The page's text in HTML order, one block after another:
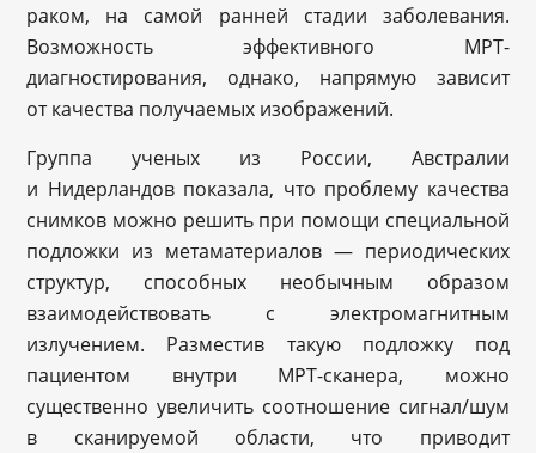
раком, на самой ранней стадии заболевания.
Возможность эффективного МРТ-
диагностирования, однако, напрямую зависит
от качества получаемых изображений.
Группа ученых из России, Австралии
и Нидерландов показала, что проблему качества
снимков можно решить при помощи специальной
подложки из метаматериалов — периодических
структур, способных необычным образом
взаимодействовать с электромагнитным
излучением. Разместив такую подложку под
пациентом внутри МРТ-сканера, можно
существенно увеличить соотношение сигнал/шум
в сканируемой области, что приводит